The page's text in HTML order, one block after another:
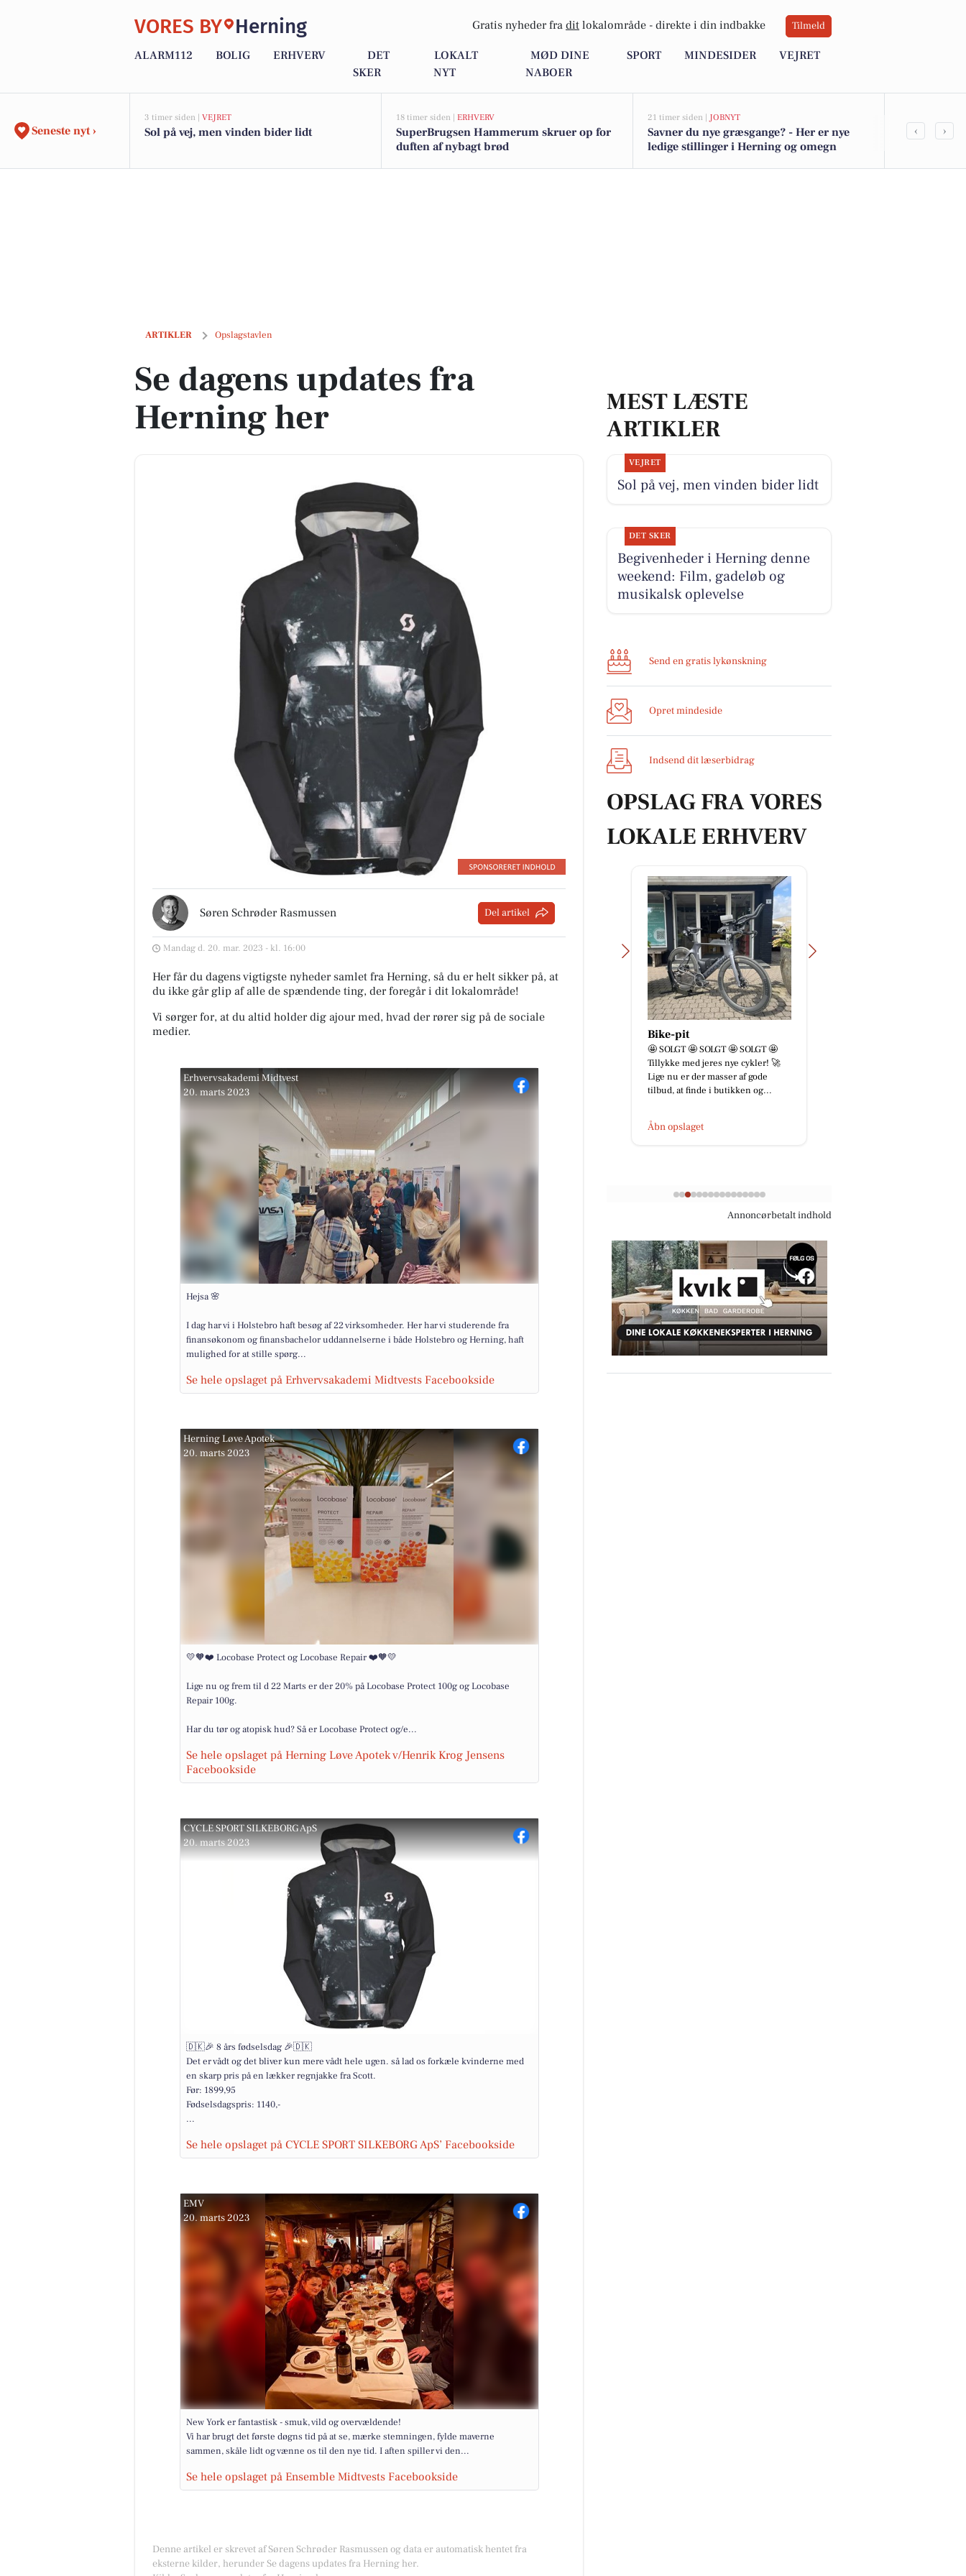
VORES BY Herning Gratis nyheder fra dit lokalområde - direkte i din indbakke Tilmeld
ALARM112 BOLIG ERHVERV
DET
SKER
LOKALT
NYT
MØD DINE
NABOER
SPORT MINDESIDER VEJRET
Seneste nyt ›
3 timer siden | VEJRET
Sol på vej, men vinden bider lidt
18 timer siden | ERHVERV
SuperBrugsen Hammerum skruer op for
duften af nybagt brød
21 timer siden | JOBNYT
Savner du nye græsgange? - Her er nye
ledige stillinger i Herning og omegn
Natsælger
‹ ›
ARTIKLER Opslagstavlen
Se dagens updates fra Herning her
Se dagens updates fra
Herning her
Søren Schrøder Rasmussen Del artikel
Mandag d. 20. mar. 2023 - kl. 16:00
Her får du dagens vigtigste nyheder samlet fra Herning, så du er helt sikker på, at
du ikke går glip af alle de spændende ting, der foregår i dit lokalområde!
Vi sørger for, at du altid holder dig ajour med, hvad der rører sig på de sociale
medier.
Erhvervsakademi Midtvest
20. marts 2023
Hejsa 🌸
I dag har vi i Holstebro haft besøg af 22 virksomheder. Her har vi studerende fra
finansøkonom og finansbachelor uddannelserne i både Holstebro og Herning, haft
mulighed for at stille spørg...
Se hele opslaget på Erhvervsakademi Midtvests Facebookside
Herning Løve Apotek
20. marts 2023
💛🧡❤️ Locobase Protect og Locobase Repair ❤️🧡💛
Lige nu og frem til d 22 Marts er der 20% på Locobase Protect 100g og Locobase
Repair 100g.
Har du tør og atopisk hud? Så er Locobase Protect og/e...
Se hele opslaget på Herning Løve Apotek v/Henrik Krog Jensens
Facebookside
CYCLE SPORT SILKEBORG ApS
20. marts 2023
🇩🇰🎉 8 års fødselsdag 🎉🇩🇰
Det er vådt og det bliver kun mere vådt hele ugen. så lad os forkæle kvinderne med
en skarp pris på en lækker regnjakke fra Scott.
Før: 1899,95
Fødselsdagspris: 1140,-
...
Se hele opslaget på CYCLE SPORT SILKEBORG ApS’ Facebookside
EMV
20. marts 2023
New York er fantastisk - smuk, vild og overvældende!
Vi har brugt det første døgns tid på at se, mærke stemningen, fylde maverne
sammen, skåle lidt og vænne os til den nye tid. I aften spiller vi den...
Se hele opslaget på Ensemble Midtvests Facebookside
Denne artikel er skrevet af Søren Schrøder Rasmussen og data er automatisk hentet fra
eksterne kilder, herunder Se dagens updates fra Herning her.
MEST LÆSTE
ARTIKLER
VEJRET
Sol på vej, men vinden bider lidt
DET SKER
Begivenheder i Herning denne
weekend: Film, gadeløb og
musikalsk oplevelse
Send en gratis lykønskning
Opret mindeside
Indsend dit læserbidrag
OPSLAG FRA VORES
LOKALE ERHVERV
krop? Og at leveren – som noget
helt unikt – kan gendanne...
Åbn opslaget
Teglvænget 17, 7400 Herning Vi
glæder os til at byde bå...
Åbn opslaget
Bike-pit
🤩 SOLGT 🤩 SOLGT 🤩 SOLGT 🤩
Tillykke med jeres nye cykler! 🚀
Lige nu er der masser af gode
tilbud, at finde i butikken og...
Åbn opslaget
Annoncørbetalt indhold